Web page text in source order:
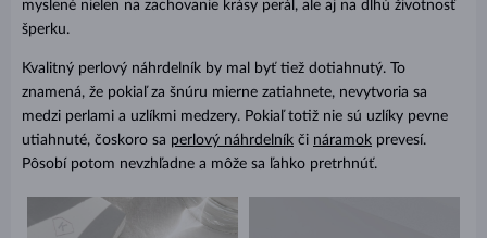
myslené nielen na zachovanie krásy perál, ale aj na dlhú životnosť
šperku.
Kvalitný perlový náhrdelník by mal byť tiež dotiahnutý. To
znamená, že pokiaľ za šnúru mierne zatiahnete, nevytvoria sa
medzi perlami a uzlíkmi medzery. Pokiaľ totiž nie sú uzlíky pevne
utiahnuté, čoskoro sa perlový náhrdelník či náramok prevesí.
Pôsobí potom nevzhľadne a môže sa ľahko pretrhnúť.